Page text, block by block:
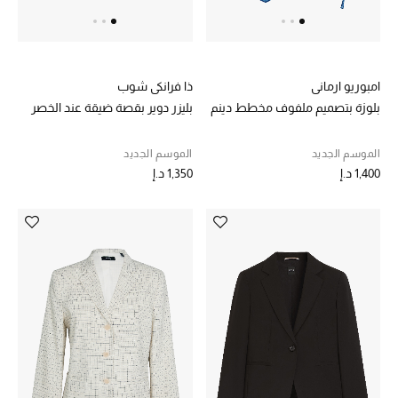
أبرز المصممين
العودة إلى المدرسة
تسوقوا التشكيلة
مستلزمات المنزل
ما وصلنا حديثا
أبرز المصممين
غرفة الطعام
امبوريو ارماني
بلوزة بتصميم ملفوف مخطط دينم
الموسم الجديد
1,400 د.إ
ذا فرانكي شوب
بليزر دوير بقصة ضيقة عند الخصر
الموسم الجديد
1,350 د.إ